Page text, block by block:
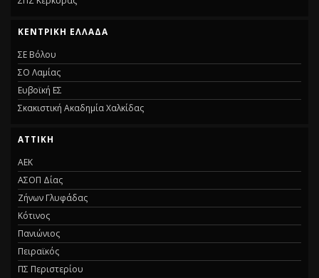
ΚΕΝΤΡΙΚΗ ΕΛΛΑΔΑ
ΣΕ Βόλου
ΣΟ Λαμίας
Ευβοϊκή ΕΣ
Σκακιστική Ακαδημία Χαλκίδας
ΑΤΤΙΚΗ
ΑΕΚ
ΑΣΟΠ Δίας
Ζήνων Γλυφάδας
Κότινος
Πανιώνιος
Πειραϊκός
ΠΣ Περιστερίου